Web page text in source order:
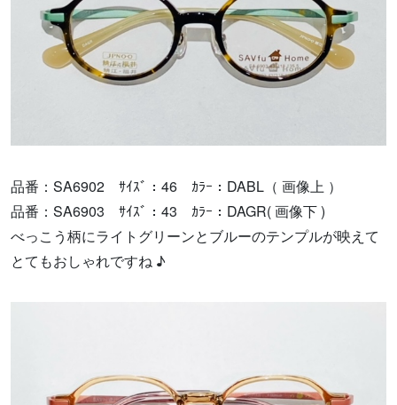
品番：SA6902 ｻｲｽﾞ：46 ｶﾗｰ：DABL（ 画像上 ）
品番：SA6903 ｻｲｽﾞ：43 ｶﾗｰ：DAGR( 画像下 )
べっこう柄にライトグリーンとブルーのテンプルが映えて
とてもおしゃれですね ♪